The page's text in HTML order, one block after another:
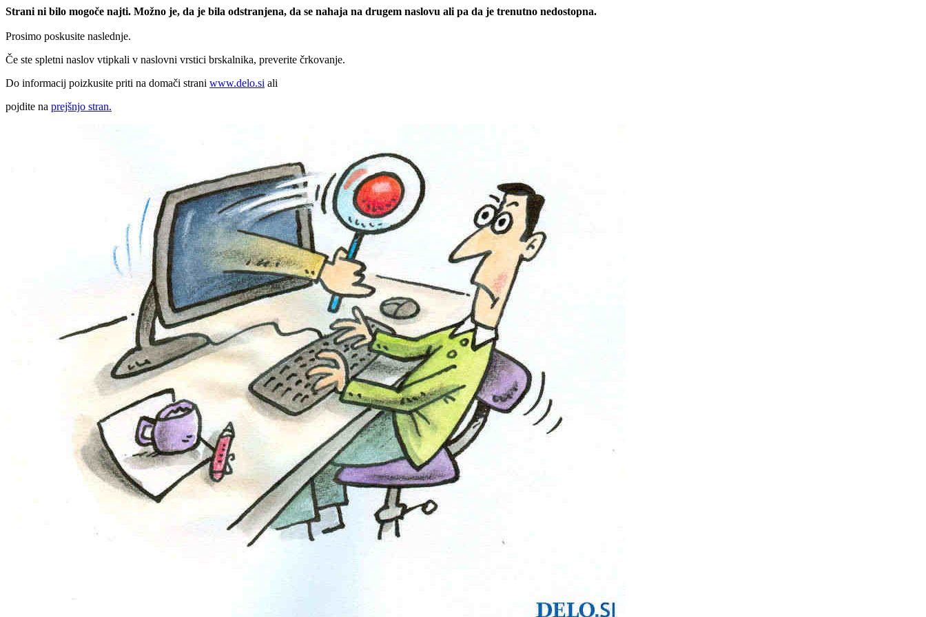
Strani ni bilo mogoče najti. Možno je, da je bila odstranjena, da se nahaja na drugem naslovu ali pa da je trenutno nedostopna.
Prosimo poskusite naslednje.
Če ste spletni naslov vtipkali v naslovni vrstici brskalnika, preverite črkovanje.
Do informacij poizkusite priti na domači strani www.delo.si ali
pojdite na prejšnjo stran.